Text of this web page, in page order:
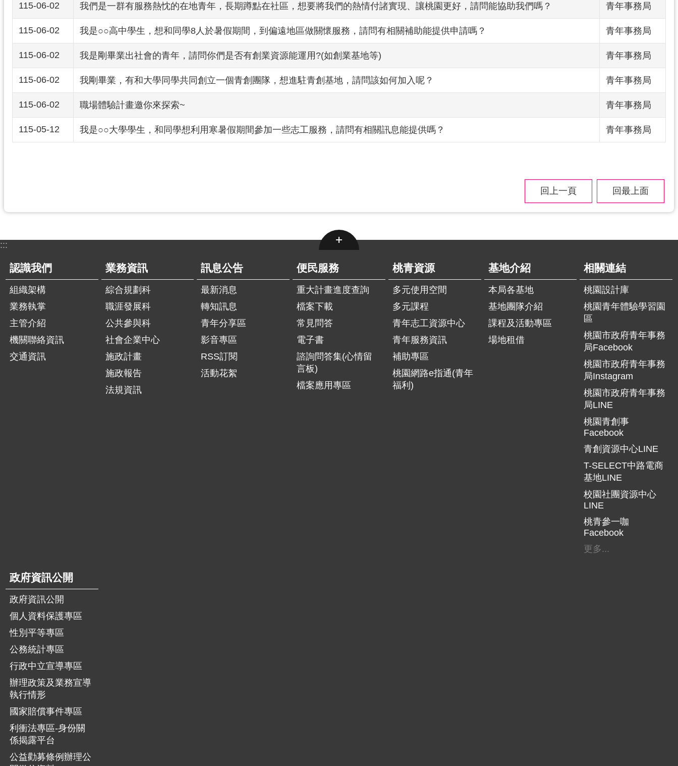
115-06-02 我們是一群有服務熱忱的在地青年，長期蹲點在社區，想要將我們的熱情付諸實現、讓桃園更好，請問能協助我們嗎？ 青年事務局
115-06-02 我是○○高中學生，想和同學8人於暑假期間，到偏遠地區做關懷服務，請問有相關補助能提供申請嗎？ 青年事務局
115-06-02 我是剛畢業出社會的青年，請問你們是否有創業資源能運用?(如創業基地等) 青年事務局
115-06-02 我剛畢業，有和大學同學共同創立一個青創團隊，想進駐青創基地，請問該如何加入呢？ 青年事務局
115-06-02 職場體驗計畫邀你來探索~ 青年事務局
115-05-12 我是○○大學學生，和同學想利用寒暑假期間參加一些志工服務，請問有相關訊息能提供嗎？ 青年事務局
回上一頁 回最上面
:::
認識我們
組織架構
業務執掌
主管介紹
機關聯絡資訊
交通資訊
業務資訊
綜合規劃科
職涯發展科
公共參與科
社會企業中心
施政計畫
施政報告
法規資訊
訊息公告
最新消息
轉知訊息
青年分享區
影音專區
RSS訂閱
活動花絮
便民服務
重大計畫進度查詢
檔案下載
常見問答
電子書
諮詢問答集(心情留
言板)
檔案應用專區
桃青資源
多元使用空間
多元課程
青年志工資源中心
青年服務資訊
補助專區
桃園網路e指通(青年
福利)
基地介紹
本局各基地
基地團隊介紹
課程及活動專區
場地租借
相關連結
桃園設計庫
桃園青年體驗學習園
區
桃園市政府青年事務
局Facebook
桃園市政府青年事務
局Instagram
桃園市政府青年事務
局LINE
桃園青創事
Facebook
青創資源中心LINE
T-SELECT中路電商
基地LINE
校園社團資源中心
LINE
桃青參一咖
Facebook
更多...
政府資訊公開
政府資訊公開
個人資料保護專區
性別平等專區
公務統計專區
行政中立宣導專區
辦理政策及業務宣導
執行情形
國家賠償事件專區
利衝法專區-身份關
係揭露平台
公益勸募條例辦理公